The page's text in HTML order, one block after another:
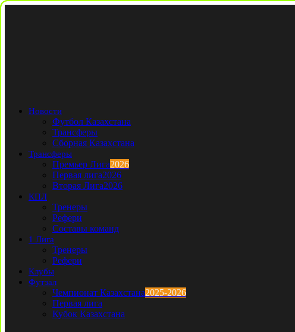
Новости
Футбол Казахстана
Трансферы
Сборная Казахстана
Трансферы
Премьер Лига2026
Первая лига2026
Вторая Лига2026
КПЛ
Тренеры
Рефери
Составы команд
1 Лига
Тренеры
Рефери
Клубы
Футзал
Чемпионат Казахстана2025-2026
Первая лига
Кубок Казахстана